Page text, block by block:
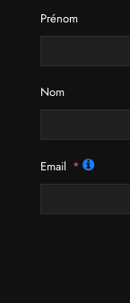
Prénom
Nom
Email